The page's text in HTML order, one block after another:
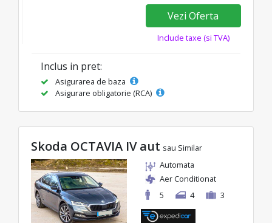
Vezi Oferta
Include taxe (si TVA)
Inclus in pret:
Asigurarea de baza
Asigurare obligatorie (RCA)
Skoda OCTAVIA IV aut sau Similar
Automata
Aer Conditionat
5
4 3